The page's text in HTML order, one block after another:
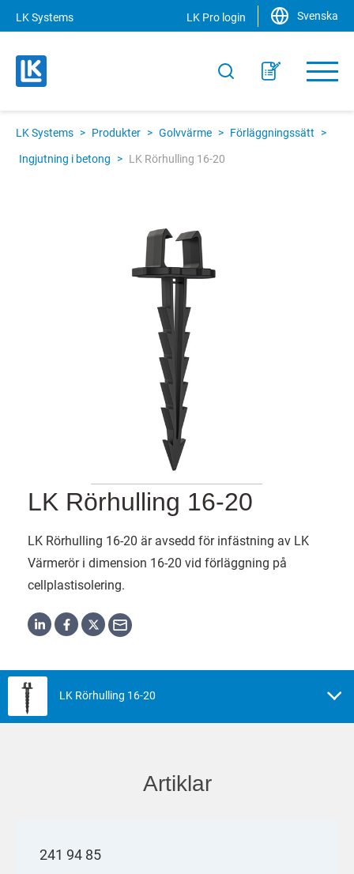
LK Systems LK Pro login Svenska
LK Systems > Produkter > Golvvärme > Förläggningssätt >
Ingjutning i betong > LK Rörhulling 16-20
LK Rörhulling 16-20
LK Rörhulling 16-20 är avsedd för infästning av LK
Värmerör i dimension 16-20 vid förläggning på
cellplastisolering.
LK Rörhulling 16-20
Artiklar
241 94 85